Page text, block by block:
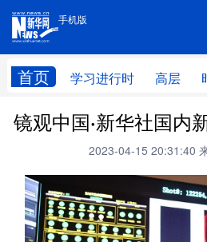
手机版
首页 学习进行时 高层
手机版
网站地图
学习进行时 高层
财经
台湾
科技 科创
镜观中国·新华社国内
2023-04-15 20:31:40